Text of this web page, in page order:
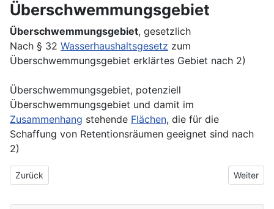
Überschwemmungsgebiet
Überschwemmungsgebiet, gesetzlich
Nach § 32 Wasserhaushaltsgesetz zum
Überschwemmungsgebiet erklärtes Gebiet nach 2)
Überschwemmungsgebiet, potenziell
Überschwemmungsgebiet und damit im
Zusammenhang stehende Flächen, die für die
Schaffung von Retentionsräumen geeignet sind nach
2)
Vorheriger Beitrag: Überschwemmungsbereich
Zurück Nächster
Weiter